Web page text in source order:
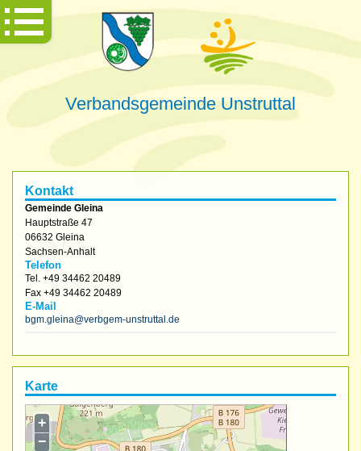
Verbandsgemeinde Unstruttal
Kontakt
Gemeinde Gleina
Hauptstraße 47
06632 Gleina
Sachsen-Anhalt
Telefon
Tel. +49 34462 20489
Fax +49 34462 20489
E-Mail
bgm.gleina@verbgem-unstruttal.de
Karte
+
−